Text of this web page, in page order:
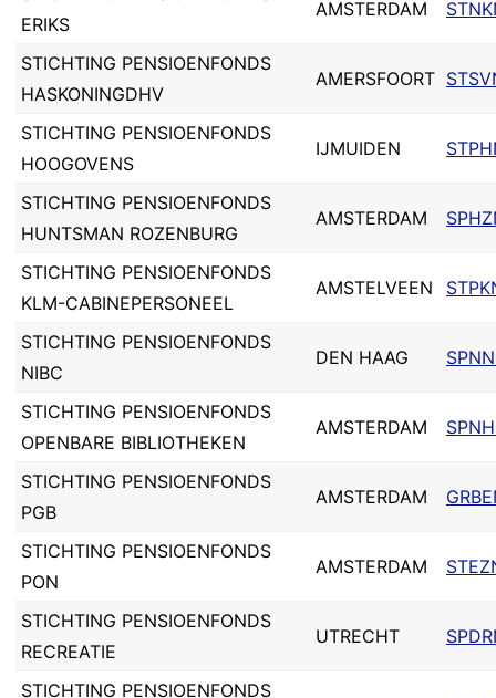
ERIKS
AMSTERDAM
STICHTING PENSIOENFONDS
HASKONINGDHV
AMERSFOORT
STICHTING PENSIOENFONDS
HOOGOVENS
IJMUIDEN
STICHTING PENSIOENFONDS
HUNTSMAN ROZENBURG
AMSTERDAM
STICHTING PENSIOENFONDS
KLM-CABINEPERSONEEL
AMSTELVEEN
STICHTING PENSIOENFONDS
NIBC
DEN HAAG
STICHTING PENSIOENFONDS
OPENBARE BIBLIOTHEKEN
AMSTERDAM
STICHTING PENSIOENFONDS
PGB
AMSTERDAM
STICHTING PENSIOENFONDS
PON
AMSTERDAM
STICHTING PENSIOENFONDS
RECREATIE
UTRECHT
STICHTING PENSIOENFONDS